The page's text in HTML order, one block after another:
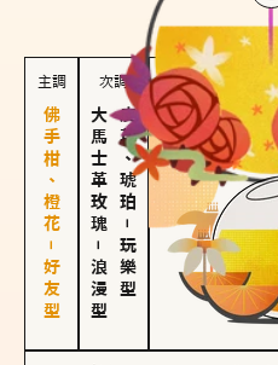
對方的主
主調
佛手柑、橙花－好友型
次調
大馬士革玫瑰
－
浪漫型
皮革、琥珀
－
玩樂型